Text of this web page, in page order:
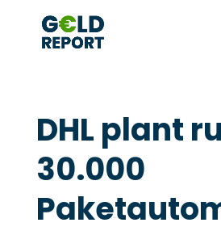
DHL plant
30.000